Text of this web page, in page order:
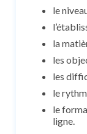
le
la
les
les
le
le
ligne.